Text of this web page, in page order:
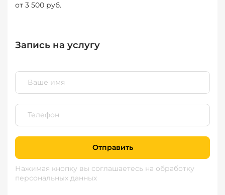
от 3 500 руб.
Запись на услугу
Отправить
Нажимая кнопку вы соглашаетесь на обработку
персональных данных